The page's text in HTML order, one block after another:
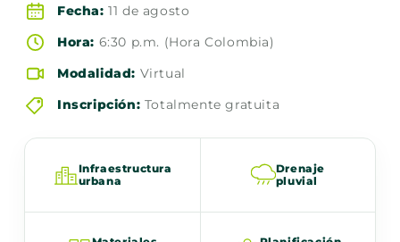
Fecha: 11 de agosto
Hora: 6:30 p.m. (Hora Colombia)
Modalidad: Virtual
Inscripción: Totalmente gratuita
Infraestructura
urbana
Drenaje
pluvial